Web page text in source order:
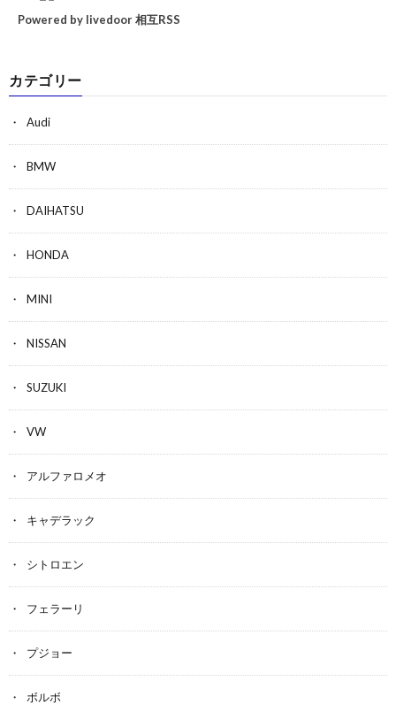
Powered by livedoor 相互RSS
カテゴリー
Audi
BMW
DAIHATSU
HONDA
MINI
NISSAN
SUZUKI
VW
アルファロメオ
キャデラック
シトロエン
フェラーリ
プジョー
ボルボ